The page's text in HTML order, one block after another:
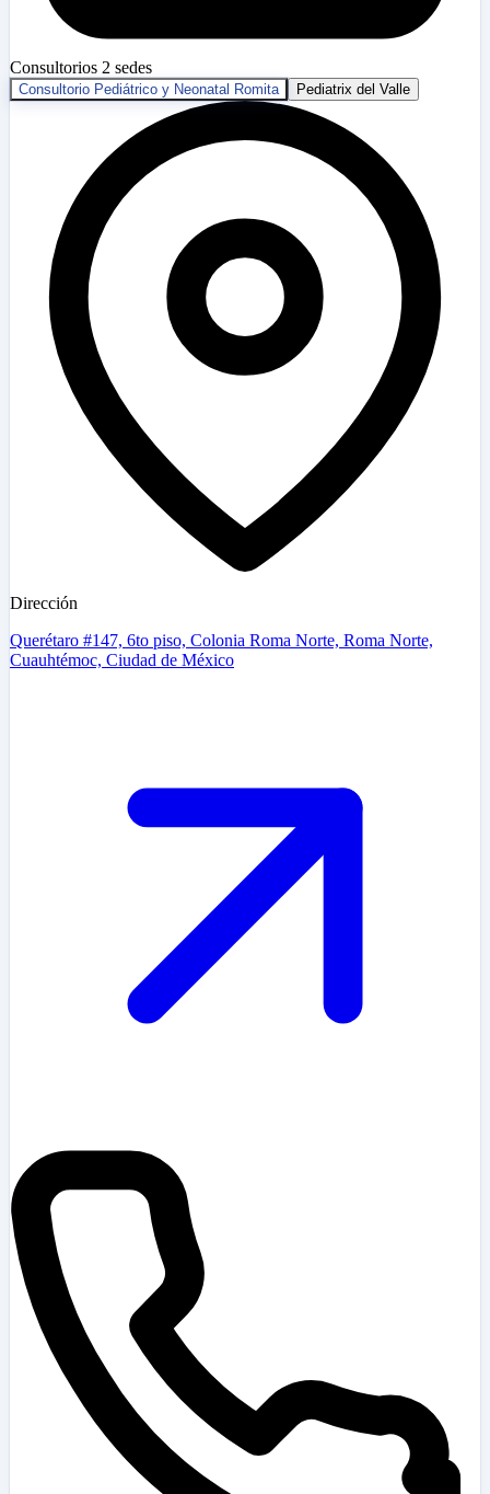
Consultorios 2 sedes
Consultorio Pediátrico y Neonatal Romita Pediatrix del Valle
Dirección
Querétaro #147, 6to piso, Colonia Roma Norte, Roma Norte,
Cuauhtémoc, Ciudad de México